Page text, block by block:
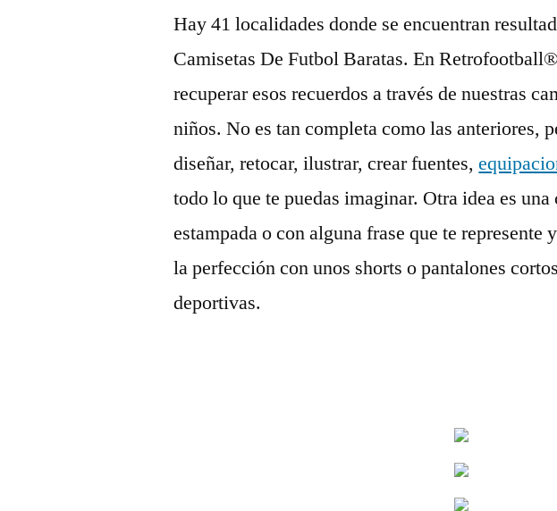
Hay 41 localidades donde se encuentran
Camisetas De Futbol Baratas. En
recuperar esos recuerdos a través de nuestras
niños. No es tan completa como las anteriores,
diseñar, retocar, ilustrar, crear fuentes,
todo lo que te puedas imaginar. Otra idea es
estampada o con alguna frase que te represente
la perfección con unos shorts o pantalones
deportivas.